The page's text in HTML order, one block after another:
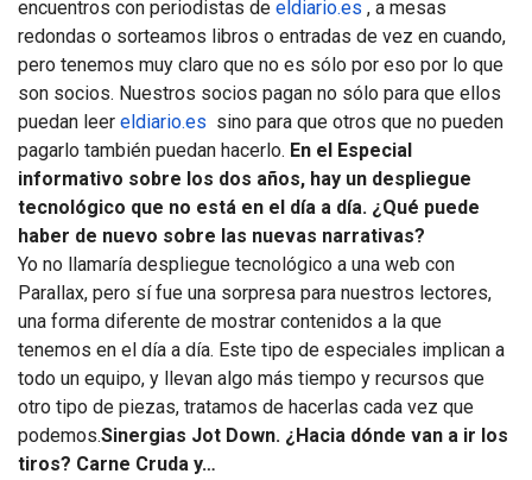
encuentros con periodistas de eldiario.es , a mesas
redondas o sorteamos libros o entradas de vez en cuando,
pero tenemos muy claro que no es sólo por eso por lo que
son socios. Nuestros socios pagan no sólo para que ellos
puedan leer eldiario.es sino para que otros que no pueden
pagarlo también puedan hacerlo. En el Especial
informativo sobre los dos años, hay un despliegue
tecnológico que no está en el día a día. ¿Qué puede
haber de nuevo sobre las nuevas narrativas?
Yo no llamaría despliegue tecnológico a una web con
Parallax, pero sí fue una sorpresa para nuestros lectores,
una forma diferente de mostrar contenidos a la que
tenemos en el día a día. Este tipo de especiales implican a
todo un equipo, y llevan algo más tiempo y recursos que
otro tipo de piezas, tratamos de hacerlas cada vez que
podemos.Sinergias Jot Down. ¿Hacia dónde van a ir los
tiros? Carne Cruda y…